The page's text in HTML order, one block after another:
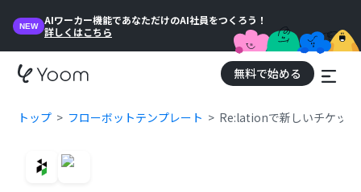
NEW
AIワーカー機能であなただけのAI社員をつくろう！
詳しくはこちら
無料で始める
トップ フローボットテンプレート Re:lationで新しいチケッ